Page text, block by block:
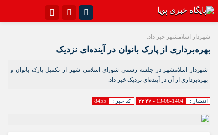
سروش ایتا
آپارات اپلیکیشن
شهردار اسلامشهر خبر داد:
بهره‌برداری از پارک بانوان در آینده‌ای نزدیک
شهردار اسلامشهر در جلسه رسمی شورای اسلامی شهر از تکمیل پارک بانوان و
بهره‌برداری از آن در آینده‌ای نزدیک خبر داد.
انتشار : 1404-08-13 - ۲۲:۴۷ کد خبر : 8455